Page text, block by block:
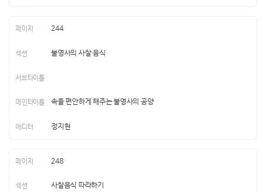
244
불영사의 사찰 음식
속을 편안하게 해주는 불영사의 공양
정지현
248
사찰음식 따라하기